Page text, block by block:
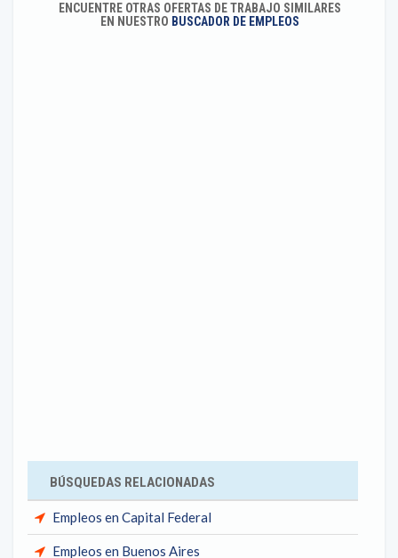
ENCUENTRE OTRAS OFERTAS DE TRABAJO SIMILARES
EN NUESTRO BUSCADOR DE EMPLEOS
BÚSQUEDAS RELACIONADAS
Empleos en Capital Federal
Empleos en Buenos Aires